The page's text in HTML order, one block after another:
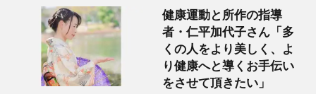
健康運動と所作の指導
者・仁平加代子さん「多
くの人をより美しく、よ
り健康へと導くお手伝い
をさせて頂きたい」